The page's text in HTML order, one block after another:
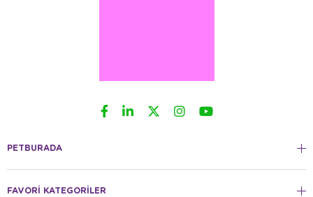
PETBURADA
FAVORİ KATEGORİLER